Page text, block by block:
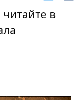
в